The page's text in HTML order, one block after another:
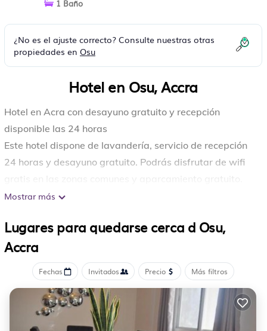
1 Baño
¿No es el ajuste correcto? Consulte nuestras otras
propiedades en Osu
Hotel en Osu, Accra
Hotel en Acra con desayuno gratuito y recepción
disponible las 24 horas
Este hotel dispone de lavandería, servicio de recepción
24 horas y desayuno gratuito. Podrás disfrutar de wifi
Villa Angelia Hotel tiene 18 alojamientos. Los servicios
teléfono.
Mostrar más
Lugares para quedarse cerca d Osu,
Accra
Fechas Invitados Precio Más filtros